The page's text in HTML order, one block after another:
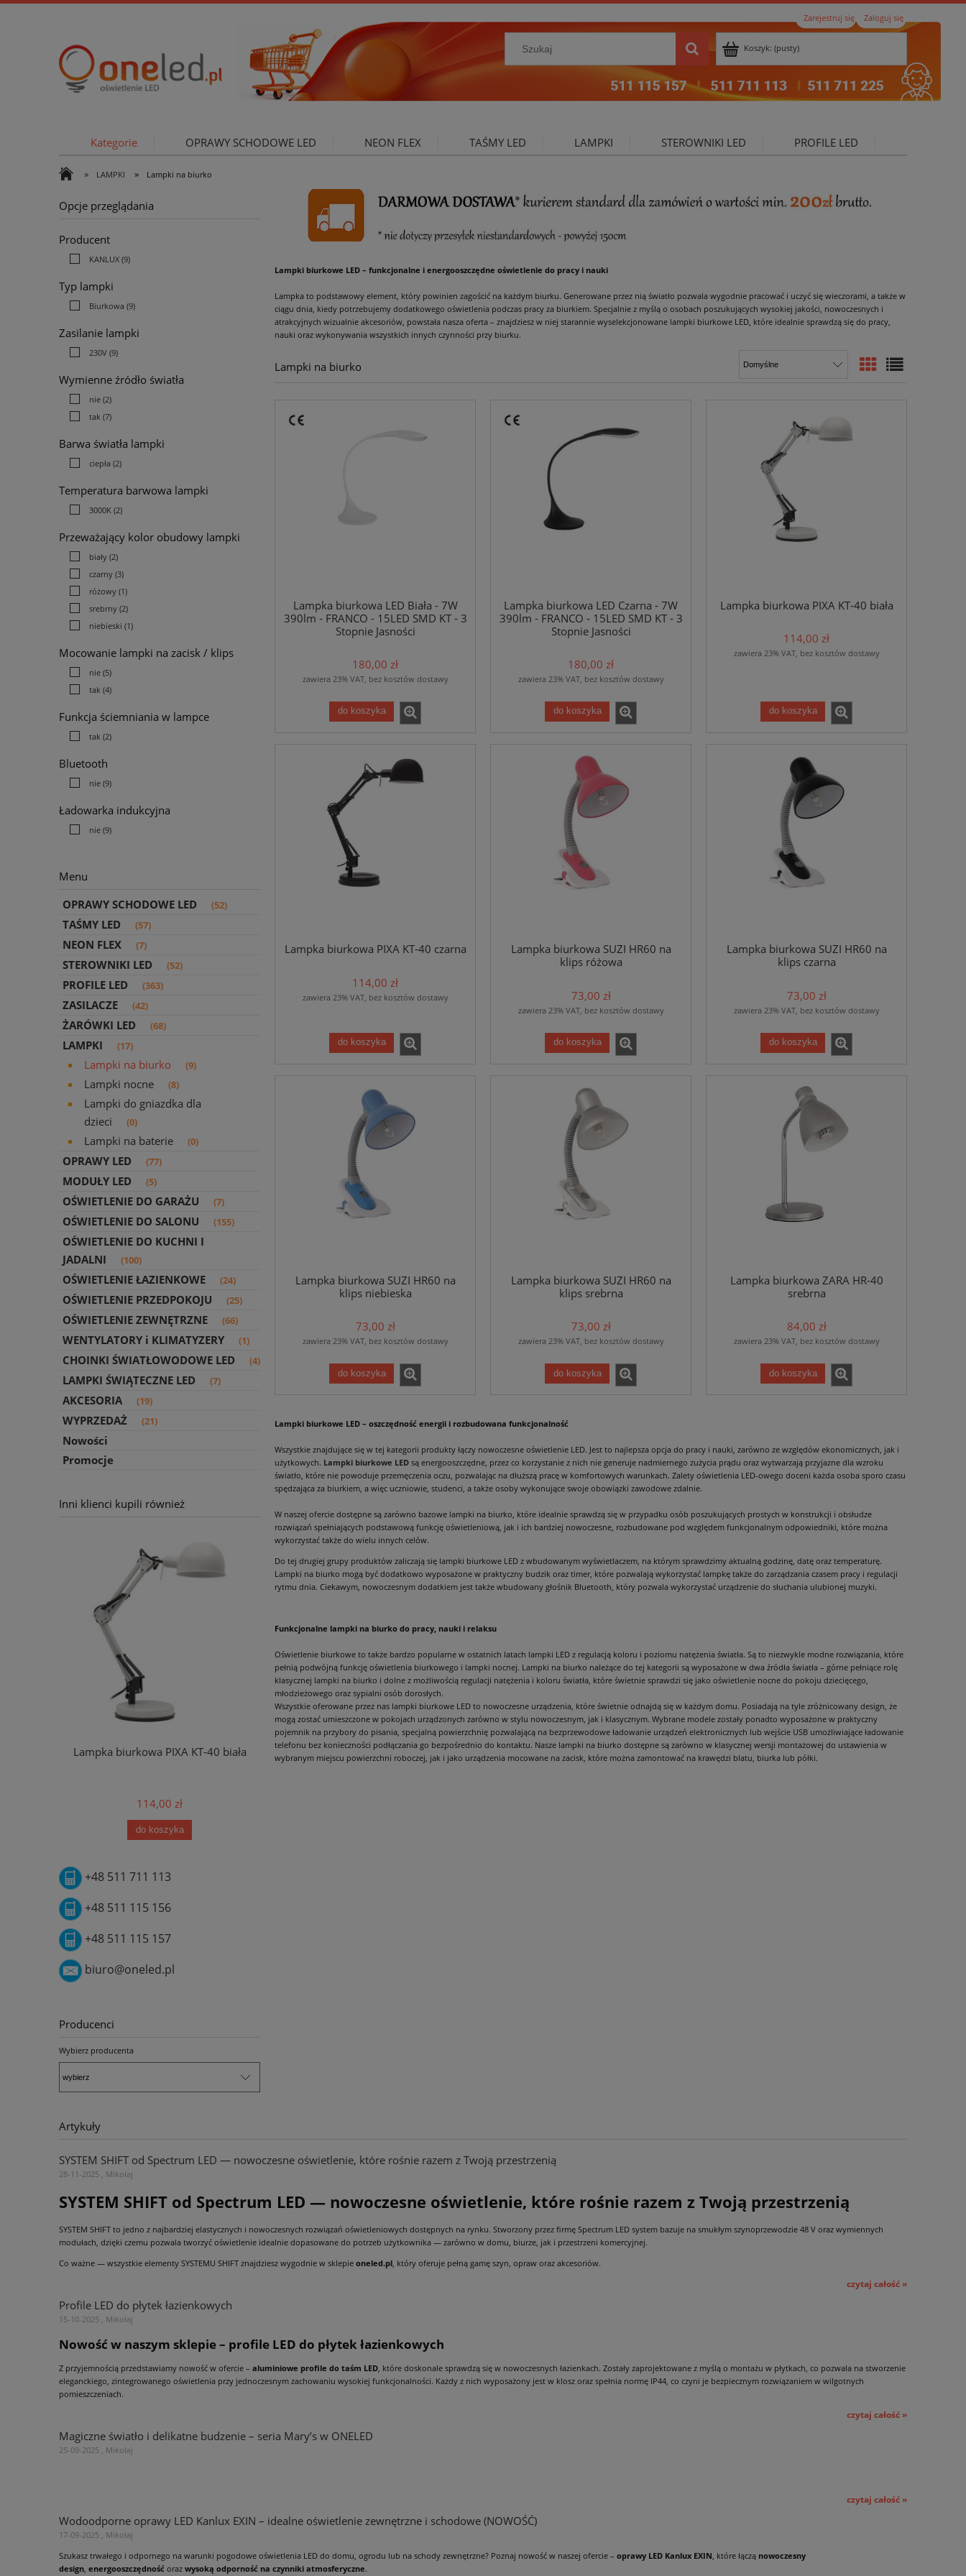
Zarejestruj się Zaloguj się
Koszyk: (pusty)
Kategorie OPRAWY SCHODOWE LED NEON FLEX TAŚMY LED LAMPKI STEROWNIKI LED PROFILE LED
» LAMPKI » Lampki na biurko
Opcje przeglądania
Producent
KANLUX (9)
Typ lampki
Biurkowa (9)
Zasilanie lampki
230V (9)
Wymienne źródło światła
nie (2)
tak (7)
Barwa światła lampki
ciepła (2)
Temperatura barwowa lampki
3000K (2)
Przeważający kolor obudowy lampki
biały (2)
czarny (3)
różowy (1)
srebrny (2)
niebieski (1)
Mocowanie lampki na zacisk / klips
nie (5)
tak (4)
Funkcja ściemniania w lampce
tak (2)
Bluetooth
nie (9)
Ładowarka indukcyjna
nie (9)
Menu
OPRAWY SCHODOWE LED (52)
TAŚMY LED (57)
NEON FLEX (7)
STEROWNIKI LED (52)
PROFILE LED (363)
ZASILACZE (42)
ŻARÓWKI LED (68)
LAMPKI (17)
Lampki na biurko (9)
Lampki nocne (8)
Lampki do gniazdka dla
dzieci
(0)
Lampki na baterie (0)
OPRAWY LED (77)
MODUŁY LED (5)
OŚWIETLENIE DO GARAŻU (7)
OŚWIETLENIE DO SALONU (155)
OŚWIETLENIE DO KUCHNI I
JADALNI
(100)
OŚWIETLENIE ŁAZIENKOWE (24)
OŚWIETLENIE PRZEDPOKOJU (25)
OŚWIETLENIE ZEWNĘTRZNE (66)
WENTYLATORY i KLIMATYZERY (1)
CHOINKI ŚWIATŁOWODOWE LED (4)
LAMPKI ŚWIĄTECZNE LED (7)
AKCESORIA (19)
WYPRZEDAŻ (21)
Nowości
Promocje
Inni klienci kupili również
Lampka biurkowa PIXA KT-40 biała
114,00 zł
do koszyka
Lampka biurkowa ZARA HR-40 srebrna
Lampka biurkowa SUZI HR60 na klips
srebrna
Lampka biurkowa SUZI HR60 na klips
niebieska
Lampka biurkowa
+48 511 711 113
+48 511 115 156
+48 511 115 157
biuro@oneled.pl
Producenci
Wybierz producenta
Lampki biurkowe LED – funkcjonalne i energooszczędne oświetlenie do pracy i nauki
Lampka to podstawowy element, który powinien zagościć na każdym biurku. Generowane przez nią światło pozwala wygodnie pracować i uczyć się wieczorami, a także w
ciągu dnia, kiedy potrzebujemy dodatkowego oświetlenia podczas pracy za biurkiem. Specjalnie z myślą o osobach poszukujących wysokiej jakości, nowoczesnych i
atrakcyjnych wizualnie akcesoriów, powstała nasza oferta – znajdziesz w niej starannie wyselekcjonowane lampki biurkowe LED, które idealnie sprawdzą się do pracy,
nauki oraz wykonywania wszystkich innych czynności przy biurku.
Lampki na biurko
Lampka biurkowa LED Biała - 7W
390lm - FRANCO - 15LED SMD KT - 3
Stopnie Jasności
180,00 zł
zawiera 23% VAT, bez kosztów dostawy
do koszyka
Lampka biurkowa LED Czarna - 7W
390lm - FRANCO - 15LED SMD KT - 3
Stopnie Jasności
180,00 zł
zawiera 23% VAT, bez kosztów dostawy
do koszyka
Lampka biurkowa PIXA KT-40 biała
114,00 zł
zawiera 23% VAT, bez kosztów dostawy
do koszyka
Lampka biurkowa PIXA KT-40 czarna
114,00 zł
zawiera 23% VAT, bez kosztów dostawy
do koszyka
Lampka biurkowa SUZI HR60 na
klips różowa
73,00 zł
zawiera 23% VAT, bez kosztów dostawy
do koszyka
Lampka biurkowa SUZI HR60 na
klips czarna
73,00 zł
zawiera 23% VAT, bez kosztów dostawy
do koszyka
Lampka biurkowa SUZI HR60 na
klips niebieska
73,00 zł
zawiera 23% VAT, bez kosztów dostawy
do koszyka
Lampka biurkowa SUZI HR60 na
klips srebrna
73,00 zł
zawiera 23% VAT, bez kosztów dostawy
do koszyka
Lampka biurkowa ZARA HR-40
srebrna
84,00 zł
zawiera 23% VAT, bez kosztów dostawy
do koszyka
Lampki biurkowe LED – oszczędność energii i rozbudowana funkcjonalność
Wszystkie znajdujące się w tej kategorii produkty łączy nowoczesne oświetlenie LED. Jest to najlepsza opcja do pracy i nauki, zarówno ze względów ekonomicznych, jak i
użytkowych. Lampki biurkowe LED są energooszczędne, przez co korzystanie z nich nie generuje nadmiernego zużycia prądu oraz wytwarzają przyjazne dla wzroku
światło, które nie powoduje przemęczenia oczu, pozwalając na dłuższą pracę w komfortowych warunkach. Zalety oświetlenia LED-owego doceni każda osoba sporo czasu
spędzająca za biurkiem, a więc uczniowie, studenci, a także osoby wykonujące swoje obowiązki zawodowe zdalnie.
W naszej ofercie dostępne są zarówno bazowe lampki na biurko, które idealnie sprawdzą się w przypadku osób poszukujących prostych w konstrukcji i obsłudze
rozwiązań spełniających podstawową funkcję oświetleniową, jak i ich bardziej nowoczesne, rozbudowane pod względem funkcjonalnym odpowiedniki, które można
wykorzystać także do wielu innych celów.
Do tej drugiej grupy produktów zaliczają się lampki biurkowe LED z wbudowanym wyświetlaczem, na którym sprawdzimy aktualną godzinę, datę oraz temperaturę.
Lampki na biurko mogą być dodatkowo wyposażone w praktyczny budzik oraz timer, które pozwalają wykorzystać lampkę także do zarządzania czasem pracy i regulacji
rytmu dnia. Ciekawym, nowoczesnym dodatkiem jest także wbudowany głośnik Bluetooth, który pozwala wykorzystać urządzenie do słuchania ulubionej muzyki.
Funkcjonalne lampki na biurko do pracy, nauki i relaksu
Oświetlenie biurkowe to także bardzo popularne w ostatnich latach lampki LED z regulacją koloru i poziomu natężenia światła. Są to niezwykle modne rozwiązania, które
pełnią podwójną funkcję oświetlenia biurkowego i lampki nocnej. Lampki na biurko należące do tej kategorii są wyposażone w dwa źródła światła – górne pełniące rolę
klasycznej lampki na biurko i dolne z możliwością regulacji natężenia i koloru światła, które świetnie sprawdzi się jako oświetlenie nocne do pokoju dziecięcego,
młodzieżowego oraz sypialni osób dorosłych.
Wszystkie oferowane przez nas lampki biurkowe LED to nowoczesne urządzenia, które świetnie odnajdą się w każdym domu. Posiadają na tyle zróżnicowany design, że
mogą zostać umieszczone w pokojach urządzonych zarówno w stylu nowoczesnym, jak i klasycznym. Wybrane modele zostały ponadto wyposażone w praktyczny
pojemnik na przybory do pisania, specjalną powierzchnię pozwalającą na bezprzewodowe ładowanie urządzeń elektronicznych lub wejście USB umożliwiające ładowanie
telefonu bez konieczności podłączania go bezpośrednio do kontaktu. Nasze lampki na biurko dostępne są zarówno w klasycznej wersji montażowej do ustawienia w
wybranym miejscu powierzchni roboczej, jak i jako urządzenia mocowane na zacisk, które można zamontować na krawędzi blatu, biurka lub półki.
Artykuły
SYSTEM SHIFT od Spectrum LED — nowoczesne oświetlenie, które rośnie razem z Twoją przestrzenią
28-11-2025 , Mikołaj
SYSTEM SHIFT od Spectrum LED — nowoczesne oświetlenie, które rośnie razem z Twoją przestrzenią
SYSTEM SHIFT to jedno z najbardziej elastycznych i nowoczesnych rozwiązań oświetleniowych dostępnych na rynku. Stworzony przez firmę Spectrum LED system bazuje na smukłym szynoprzewodzie 48 V oraz wymiennych
modułach, dzięki czemu pozwala tworzyć oświetlenie idealnie dopasowane do potrzeb użytkownika — zarówno w domu, biurze, jak i przestrzeni komercyjnej.
Co ważne — wszystkie elementy SYSTEMU SHIFT znajdziesz wygodnie w sklepie oneled.pl, który oferuje pełną gamę szyn, opraw oraz akcesoriów.
czytaj całość »
Profile LED do płytek łazienkowych
15-10-2025 , Mikołaj
Nowość w naszym sklepie – profile LED do płytek łazienkowych
Z przyjemnością przedstawiamy nowość w ofercie – aluminiowe profile do taśm LED, które doskonale sprawdzą się w nowoczesnych łazienkach. Zostały zaprojektowane z myślą o montażu w płytkach, co pozwala na stworzenie
eleganckiego, zintegrowanego oświetlenia przy jednoczesnym zachowaniu wysokiej funkcjonalności. Każdy z nich wyposażony jest w klosz oraz spełnia normę IP44, co czyni je bezpiecznym rozwiązaniem w wilgotnych
pomieszczeniach.
czytaj całość »
Magiczne światło i delikatne budzenie – seria Mary’s w ONELED
25-09-2025 , Mikołaj
czytaj całość »
Wodoodporne oprawy LED Kanlux EXIN – idealne oświetlenie zewnętrzne i schodowe (NOWOŚĆ)
17-09-2025 , Mikołaj
Szukasz trwałego i odpornego na warunki pogodowe oświetlenia LED do domu, ogrodu lub na schody zewnętrzne? Poznaj nowość w naszej ofercie – oprawy LED Kanlux EXIN , które łączą nowoczesny
design energooszczędność oraz wysoką odporność na czynniki atmosferyczne.